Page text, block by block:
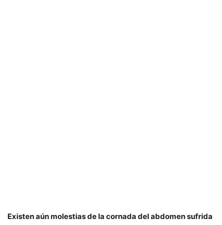
Existen aún molestias de la cornada del abdomen sufrida